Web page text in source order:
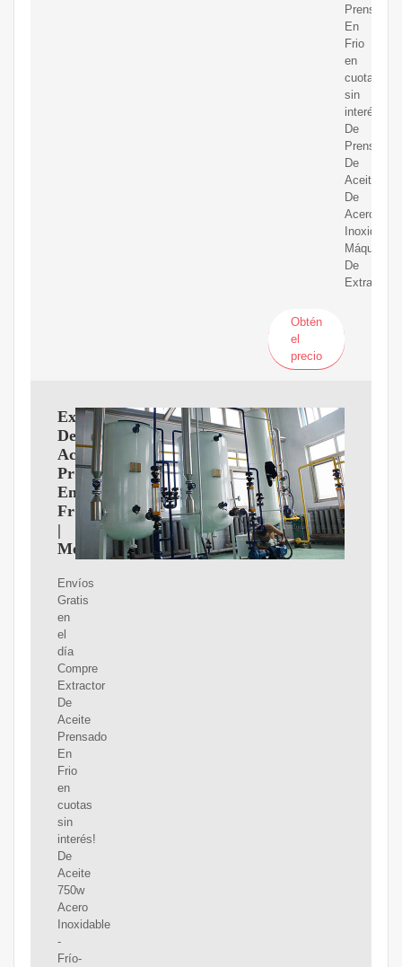
Prensado
En
Frio
en
cuotas
sin
interés!
De
Prensa
De
Aceite
De
Acero
Inoxidable
Máquina
De
Extracción
Obtén
el
precio
Extractor
De
Aceite
Prensado
En
Frio
|
MercadoLibre
Envíos
Gratis
en
el
día
Compre
Extractor
De
Aceite
Prensado
En
Frio
en
cuotas
sin
interés!
De
Aceite
750w
Acero
Inoxidable
-
Frío-